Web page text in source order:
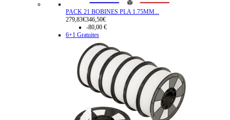
PACK 21 BOBINES PLA 1.75MM...
279,83€346,50€
-80,00 €
6+1 Gratuites